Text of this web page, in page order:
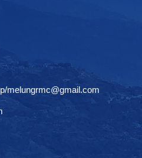
/melungrmc@gmail.com